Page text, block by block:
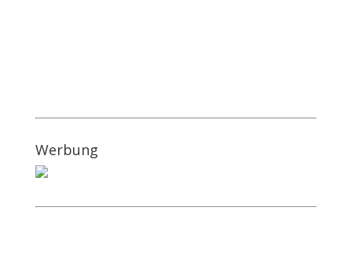
Werbung